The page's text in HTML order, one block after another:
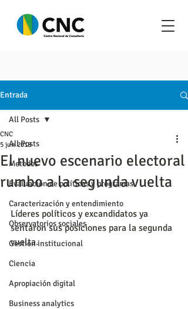
Entrada
All Posts
Metodos
Evaluación de políticas y programas
Caracterización y entendimiento
Observatorios sociales
Gestión institucional
Ciencia
Apropiación digital
Business analytics
All Posts
El nuevo escenario electoral
rumbo a la segunda vuelta
CNC
5 jun 2018
Líderes políticos y excandidatos ya
sentaron sus posiciones para la segunda
vuelta.